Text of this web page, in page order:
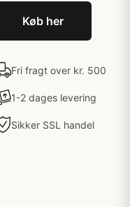
Køb her
Fri fragt over kr. 500
1-2 dages levering
Sikker SSL handel